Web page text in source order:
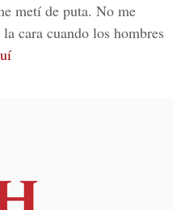
metí de puta. No me
cara cuando los hombres